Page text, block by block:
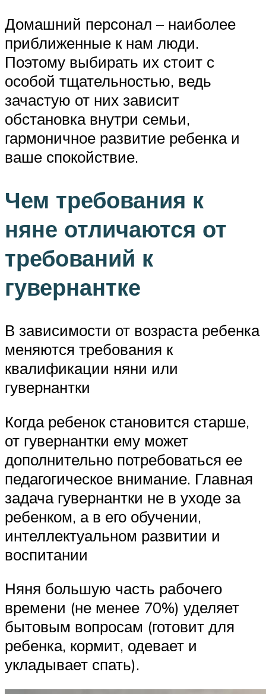
Домашний персонал – наиболее
приближенные к нам люди.
Поэтому выбирать их стоит с
особой тщательностью, ведь
зачастую от них зависит
обстановка внутри семьи,
гармоничное развитие ребенка и
ваше спокойствие.
Чем требования к
няне отличаются от
требований к
гувернантке
В зависимости от возраста ребенка
меняются требования к
квалификации няни или
гувернантки
Когда ребенок становится старше,
от гувернантки ему может
дополнительно потребоваться ее
педагогическое внимание. Главная
задача гувернантки не в уходе за
ребенком, а в его обучении,
интеллектуальном развитии и
воспитании
Няня большую часть рабочего
времени (не менее 70%) уделяет
бытовым вопросам (готовит для
ребенка, кормит, одевает и
укладывает спать).